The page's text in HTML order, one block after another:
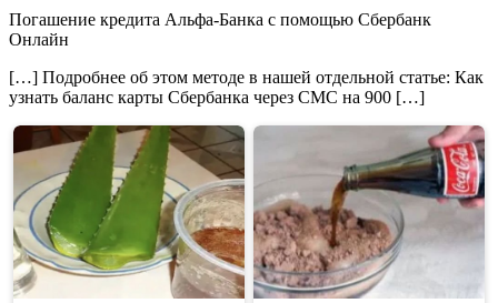
Погашение кредита Альфа-Банка с помощью Сбербанк
Онлайн
[…] Подробнее об этом методе в нашей отдельной статье: Как
узнать баланс карты Сбербанка через СМС на 900 […]